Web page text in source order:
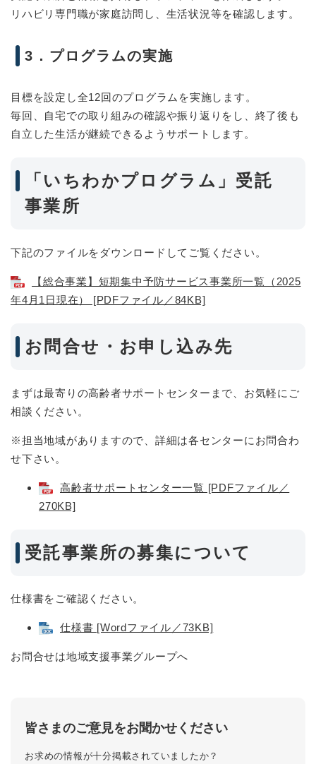
リハビリ専門職が家庭訪問し、生活状況等を確認します。
3．プログラムの実施
目標を設定し全12回のプログラムを実施します。
毎回、自宅での取り組みの確認や振り返りをし、終了後も
自立した生活が継続できるようサポートします。
「いちわかプログラム」受託
事業所
下記のファイルをダウンロードしてご覧ください。
【総合事業】短期集中予防サービス事業所一覧（2025
年4月1日現在） [PDFファイル／84KB]
お問合せ・お申し込み先
まずは最寄りの高齢者サポートセンターまで、お気軽にご
相談ください。
※担当地域がありますので、詳細は各センターにお問合わ
せ下さい。
高齢者サポートセンター一覧 [PDFファイル／
270KB]
受託事業所の募集について
仕様書をご確認ください。
仕様書 [Wordファイル／73KB]
お問合せは地域支援事業グループへ
皆さまのご意見をお聞かせください
お求めの情報が十分掲載されていましたか？